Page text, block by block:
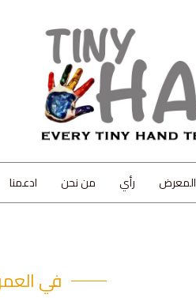
المعرض رأي من نحن ادعمنا
في